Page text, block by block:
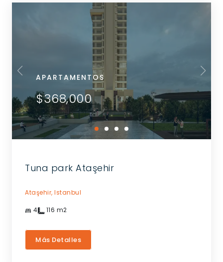
APARTAMENTOS
$368,000
Tuna park Ataşehir
Ataşehir, Istanbul
4 116 m2
Más Detalles